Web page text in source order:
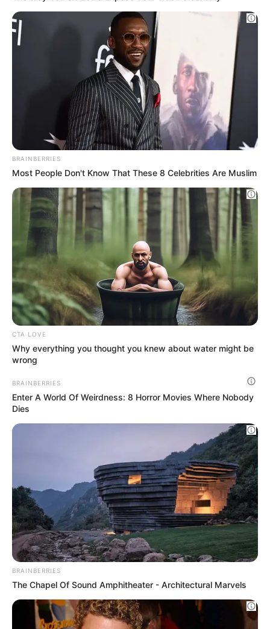
10 Tallest Women You Won't Believe Exist
BRAINBERRIES
Why everything you thought you knew about
water might be wrong
CTA LOVE
The Way You Sit Could Expose Your True
Personality
BRAINBERRIES